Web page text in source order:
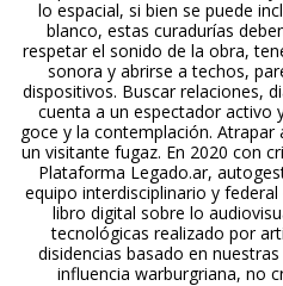
lo espacial, si bien se puede
blanco, estas curadurías
respetar el sonido de la obra,
sonora y abrirse a techos,
dispositivos. Buscar relaciones,
cuenta a un espectador activo
goce y la contemplación.
un visitante fugaz. En 2020 con
Plataforma Legado.ar,
equipo interdisciplinario y
libro digital sobre lo
tecnológicas realizado por
disidencias basado en
influencia warburgriana, no